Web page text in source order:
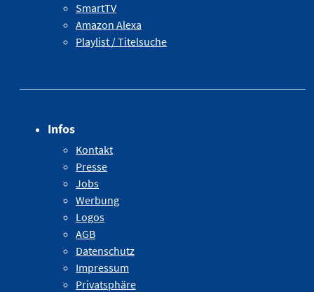
SmartTV
Amazon Alexa
Playlist / Titelsuche
Infos
Kontakt
Presse
Jobs
Werbung
Logos
AGB
Datenschutz
Impressum
Privatsphäre